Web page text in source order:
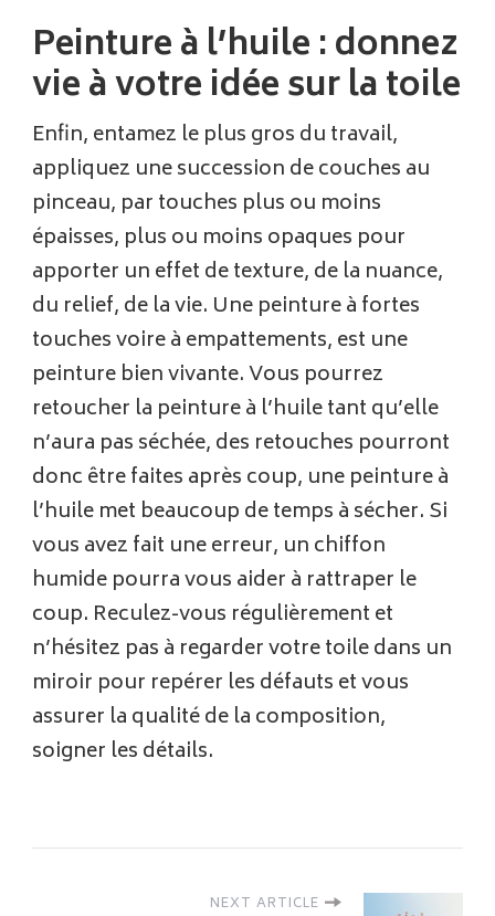
Peinture à l’huile : donnez
vie à votre idée sur la toile
Enfin, entamez le plus gros du travail,
appliquez une succession de couches au
pinceau, par touches plus ou moins
épaisses, plus ou moins opaques pour
apporter un effet de texture, de la nuance,
du relief, de la vie. Une peinture à fortes
touches voire à empattements, est une
peinture bien vivante. Vous pourrez
retoucher la peinture à l’huile tant qu’elle
n’aura pas séchée, des retouches pourront
donc être faites après coup, une peinture à
l’huile met beaucoup de temps à sécher. Si
vous avez fait une erreur, un chiffon
humide pourra vous aider à rattraper le
coup. Reculez-vous régulièrement et
n’hésitez pas à regarder votre toile dans un
miroir pour repérer les défauts et vous
assurer la qualité de la composition,
soigner les détails.
NEXT ARTICLE